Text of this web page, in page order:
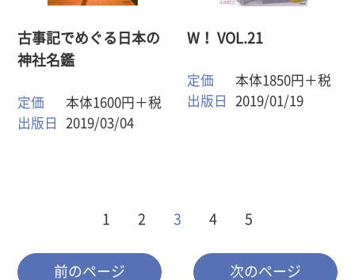
古事記でめぐる日本の
神社名鑑
定価
本体1600円＋税
出版日
2019/03/04
W！ VOL.21
定価
本体1850円＋税
出版日
2019/01/19
前のページ
1 2 3 4 5
次のページ